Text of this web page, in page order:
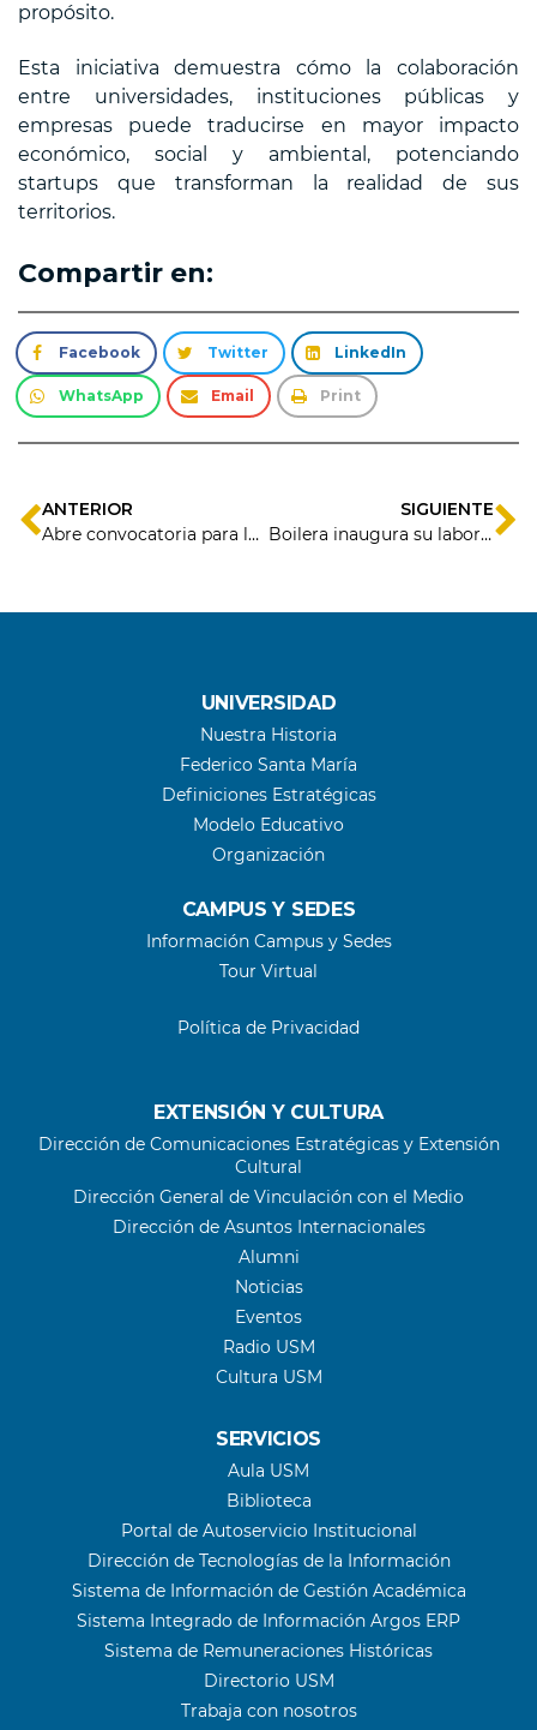
propósito.
Esta iniciativa demuestra cómo la colaboración
entre universidades, instituciones públicas y
empresas puede traducirse en mayor impacto
económico, social y ambiental, potenciando
startups que transforman la realidad de sus
territorios.
Compartir en:
Facebook Twitter LinkedIn
WhatsApp Email Print
ANTERIOR
Abre convocatoria para la segunda versión de programa que impulsa startups a crecer y consolidarse
SIGUIENTE
Boilera inaugura su laboratorio creativo que une arte, oficios y propósito
UNIVERSIDAD
Nuestra Historia
Federico Santa María
Definiciones Estratégicas
Modelo Educativo
Organización
CAMPUS Y SEDES
Información Campus y Sedes
Tour Virtual
Política de Privacidad
EXTENSIÓN Y CULTURA
Dirección de Comunicaciones Estratégicas y Extensión
Cultural
Dirección General de Vinculación con el Medio
Dirección de Asuntos Internacionales
Alumni
Noticias
Eventos
Radio USM
Cultura USM
SERVICIOS
Aula USM
Biblioteca
Portal de Autoservicio Institucional
Dirección de Tecnologías de la Información
Sistema de Información de Gestión Académica
Sistema Integrado de Información Argos ERP
Sistema de Remuneraciones Históricas
Directorio USM
Trabaja con nosotros